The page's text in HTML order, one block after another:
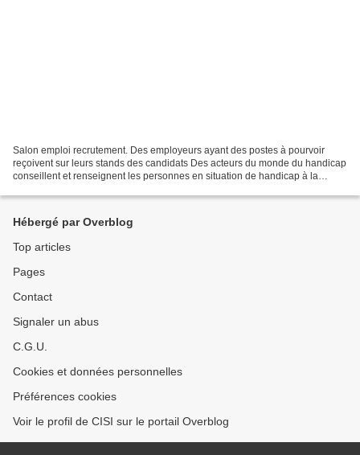
Salon emploi recrutement. Des employeurs ayant des postes à pourvoir
reçoivent sur leurs stands des candidats Des acteurs du monde du handicap
conseillent et renseignent les personnes en situation de handicap à la
Hébergé par Overblog
Top articles
Pages
Contact
Signaler un abus
C.G.U.
Cookies et données personnelles
Préférences cookies
Voir le profil de CISI sur le portail Overblog